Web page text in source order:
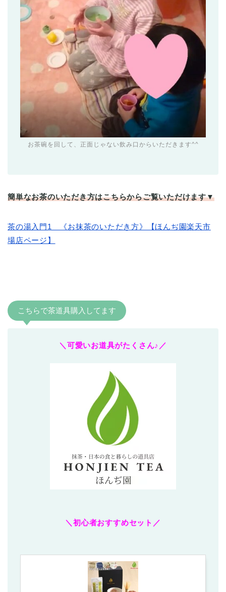
お茶碗を回して、正面じゃない飲み口からいただきます^^
簡単なお茶のいただき方はこちらからご覧いただけます▼
茶の湯入門1 《お抹茶のいただき方》【ほんぢ園楽天市
場店ページ】
こちらで茶道具購入してます
＼可愛いお道具がたくさん♪／
＼初心者おすすめセット／